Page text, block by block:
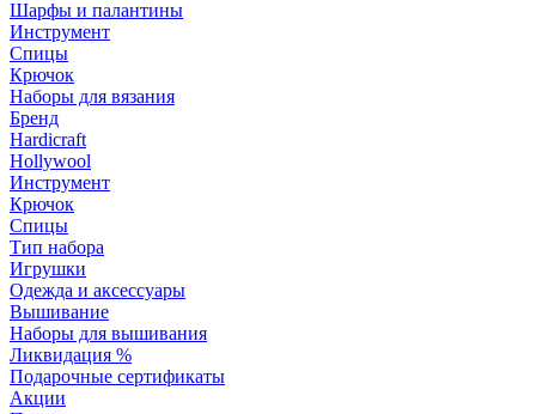
Шарфы и палантины
Инструмент
Спицы
Крючок
Наборы для вязания
Бренд
Hardicraft
Hollywool
Инструмент
Крючок
Спицы
Тип набора
Игрушки
Одежда и аксессуары
Вышивание
Наборы для вышивания
Ликвидация %
Подарочные сертификаты
Акции